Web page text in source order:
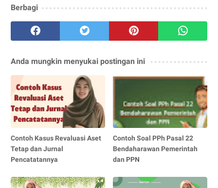
Berbagi
Anda mungkin menyukai postingan ini
Contoh Kasus Revaluasi Aset
Tetap dan Jurnal
Pencatatannya
Contoh Soal PPh Pasal 22
Bendaharawan Pemerintah
dan PPN